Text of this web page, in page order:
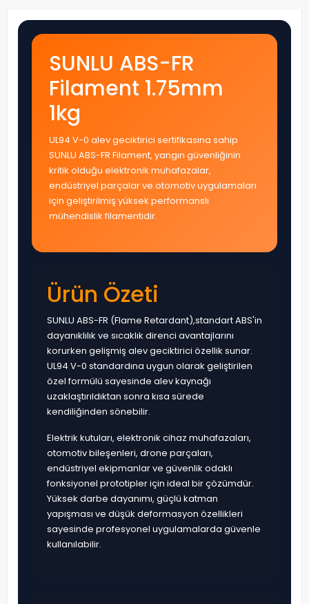
SUNLU ABS-FR
Filament 1.75mm
1kg
UL94 V-0 alev geciktirici sertifikasına sahip
SUNLU ABS-FR Filament, yangın güvenliğinin
kritik olduğu elektronik muhafazalar,
endüstriyel parçalar ve otomotiv uygulamaları
için geliştirilmiş yüksek performanslı
mühendislik filamentidir.
Ürün Özeti
SUNLU ABS-FR (Flame Retardant),standart ABS'in
dayanıklılık ve sıcaklık direnci avantajlarını
korurken gelişmiş alev geciktirici özellik sunar.
UL94 V-0 standardına uygun olarak geliştirilen
özel formülü sayesinde alev kaynağı
uzaklaştırıldıktan sonra kısa sürede
kendiliğinden sönebilir.
Elektrik kutuları, elektronik cihaz muhafazaları,
otomotiv bileşenleri, drone parçaları,
endüstriyel ekipmanlar ve güvenlik odaklı
fonksiyonel prototipler için ideal bir çözümdür.
Yüksek darbe dayanımı, güçlü katman
yapışması ve düşük deformasyon özellikleri
sayesinde profesyonel uygulamalarda güvenle
kullanılabilir.